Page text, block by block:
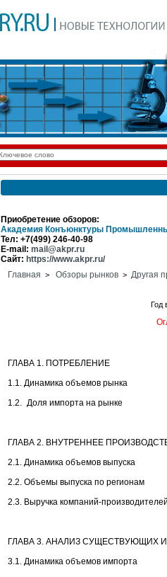
Приобретение обзоров:
Академия Конъюнктуры
Тел: +7(499) 246-40-98
E-mail: mail@akpr.ru
Сайт: https://www.akpr.ru/
Главная > Обзоры рынков > Другая
Год
ГЛАВА 1. ПОТРЕБЛЕНИЕ
1.1. Динамика объемов рынка
1.2. Доля импорта на рынке
ГЛАВА 2. ВНУТРЕННЕЕ
2.1. Динамика объемов выпуска
2.2. Объемы выпуска по регионам
2.3. Выручка компаний-
ГЛАВА 3. АНАЛИЗ СУЩЕСТВУЮЩИХ
3.1. Динамика объемов импорта